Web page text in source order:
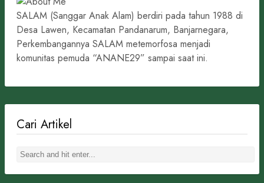
SALAM (Sanggar Anak Alam) berdiri pada tahun 1988 di
Desa Lawen, Kecamatan Pandanarum, Banjarnegara,
Perkembangannya SALAM metemorfosa menjadi
komunitas pemuda “ANANE29” sampai saat ini.
Cari Artikel